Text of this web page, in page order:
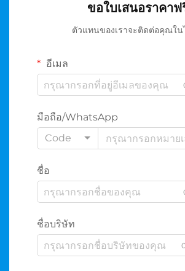
ขอใบเสนอราคาฟ
ตัวแทนของเราจะติดต่อคุณใน
อีเมล
มือถือ/WhatsApp
Code
ชื่อ
ชื่อบริษัท